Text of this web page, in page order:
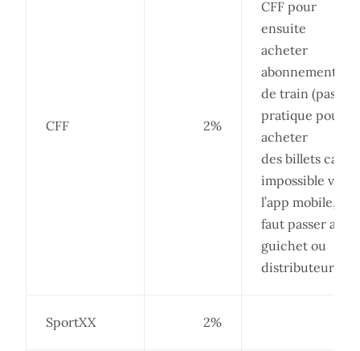
CFF 2%
CFF pour
ensuite
acheter
abonnement
de train (pas
pratique pour
acheter
des billets car
impossible via
l’app mobile,
faut passer au
guichet ou
distributeur…)
SportXX 2%